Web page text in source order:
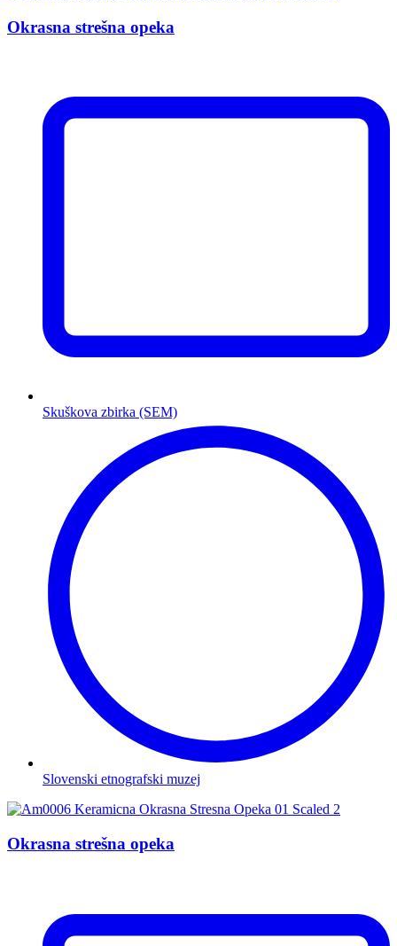
Okrasna strešna opeka
Skuškova zbirka (SEM)
Slovenski etnografski muzej
Okrasna strešna opeka